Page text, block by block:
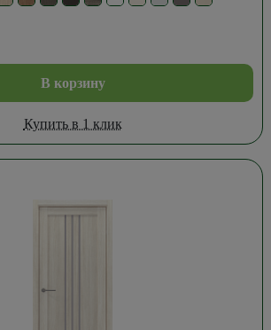
В корзину
Купить в 1 клик